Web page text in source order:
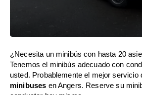
¿Necesita un minibús con hasta 20
Tenemos el minibús adecuado con
usted. Probablemente el mejor servicio
minibuses en Angers. Reserve su